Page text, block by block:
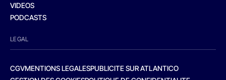
VIDEOS
PODCASTS
LEGAL
CGVMENTIONS LEGALESPUBLICITE SUR ATLANTICO